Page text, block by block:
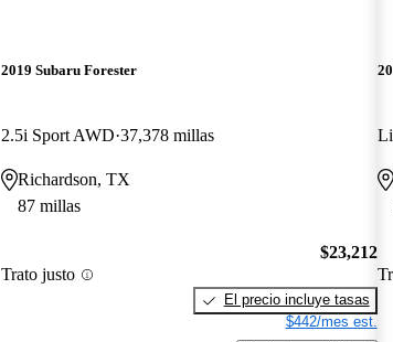
2019 Subaru Forester
2.5i Sport AWD 37,378 millas
Richardson, TX
87 millas
Trato justo
$23,212
El precio incluye tasas
$442/mes est.